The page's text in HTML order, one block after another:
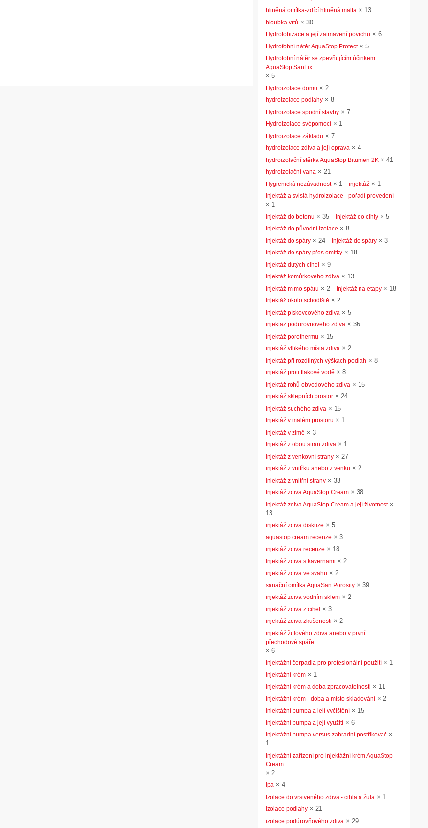
hliněná omítka-zdící hliněná malta × 13
hloubka vrtů × 30
Hydrofobizace a její zatmavení povrchu × 6
Hydrofobní nátěr AquaStop Protect× 5
Hydrofobní nátěr se zpevňujícím účinkem
AquaStop SanFix
× 5
Hydroizolace domu × 2
hydroizolace podlahy × 8
Hydroizolace spodní stavby × 7
Hydroizolace svépomocí × 1
Hydroizolace základů × 7
hydroizolace zdiva a její oprava × 4
hydroizolační stěrka AquaStop Bitumen 2K × 41
hydroizolační vana × 21
Hygienická nezávadnost× 1 injektáž × 1
Injektáž a svislá hydroizolace - pořadí provedení
× 1
injektáž do betonu × 35 Injektáž do cihly × 5
Injektáž do původní izolace × 8
Injektáž do spáry × 24 Injektáž do spáry × 3
Injektáž do spáry přes omítky × 18
injektáž dutých cihel × 9
injektáž komůrkového zdiva × 13
Injektáž mimo spáru × 2 injektáž na etapy × 18
Injektáž okolo schodiště × 2
injektáž pískovcového zdiva × 5
injektáž podúrovňového zdiva × 36
injektáž porothermu × 15
injektáž vlhkého místa zdiva × 2
Injektáž při rozdílných výškách podlah × 8
injektáž proti tlakové vodě × 8
injektáž rohů obvodového zdiva × 15
injektáž sklepních prostor × 24
injektáž suchého zdiva × 15
Injektáž v malém prostoru × 1
Injektáž v zimě × 3
Injektáž z obou stran zdiva × 1
injektáž z venkovní strany × 27
injektáž z vnitřku anebo z venku × 2
injektáž z vnitřní strany × 33
Injektáž zdiva AquaStop Cream × 38
injektáž zdiva AquaStop Cream a její životnost×
13
injektáž zdiva diskuze × 5
aquastop cream recenze × 3
injektáž zdiva recenze × 18
Injektáž zdiva s kavernami × 2
injektáž zdiva ve svahu × 2
sanační omítka AquaSan Porosity × 39
injektáž zdiva vodním sklem × 2
injektáž zdiva z cihel × 3
injektáž zdiva zkušenosti × 2
injektáž žulového zdiva anebo v první
přechodové spáře
× 6
Injektážní čerpadla pro profesionální použití × 1
injektážní krém × 1
injektážní krém a doba zpracovatelnosti × 11
Injektážní krém - doba a místo skladování × 2
injektážní pumpa a její vyčištění × 15
Injektážní pumpa a její využití × 6
Injektážní pumpa versus zahradní postřikovač ×
1
Injektážní zařízení pro injektážní krém AquaStop
Cream
× 2
Ipa × 4
Izolace do vrstveného zdiva - cihla a žula × 1
izolace podlahy × 21
izolace podúrovňového zdiva × 29